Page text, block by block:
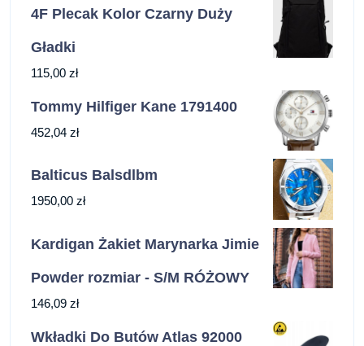
4F Plecak Kolor Czarny Duży
Gładki
115,00 zł
Tommy Hilfiger Kane 1791400
452,04 zł
Balticus Balsdlbm
1950,00 zł
Kardigan Żakiet Marynarka Jimie
Powder rozmiar - S/M RÓŻOWY
146,09 zł
Wkładki Do Butów Atlas 92000